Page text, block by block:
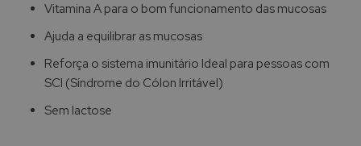
Vitamina A para o bom funcionamento das mucosas
Ajuda a equilibrar as mucosas
Reforça o sistema imunitário Ideal para pessoas com
SCI (Síndrome do Cólon Irritável)
Sem lactose